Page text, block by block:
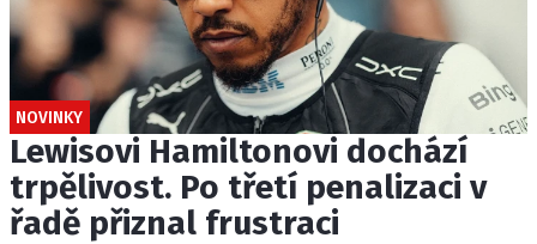
NOVINKY
Lewisovi Hamiltonovi dochází
trpělivost. Po třetí penalizaci v
řadě přiznal frustraci